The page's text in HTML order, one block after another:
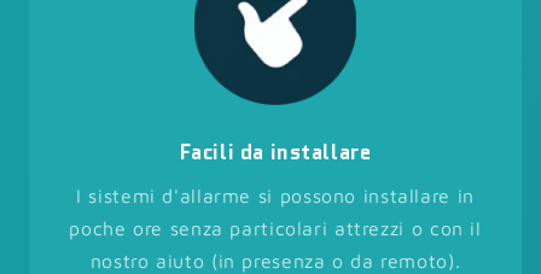
Facili da installare
I sistemi d'allarme si possono installare in
poche ore senza particolari attrezzi o con il
nostro aiuto (in presenza o da remoto).